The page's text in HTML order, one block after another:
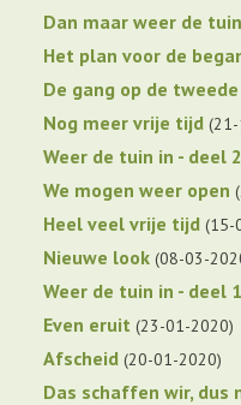
Dan maar weer de
Het plan voor de
De gang op de
Nog meer vrije tijd
Weer de tuin in - deel 2
We mogen weer open
Heel veel vrije tijd 15-
Nieuwe look 08-03-
Weer de tuin in - deel 1
Even eruit 23-01-2020
Afscheid 20-01-2020
Das schaffen wir, dus